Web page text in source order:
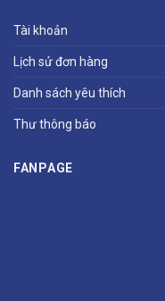
Tài khoản
Lịch sử đơn hàng
Danh sách yêu thích
Thư thông báo
FANPAGE